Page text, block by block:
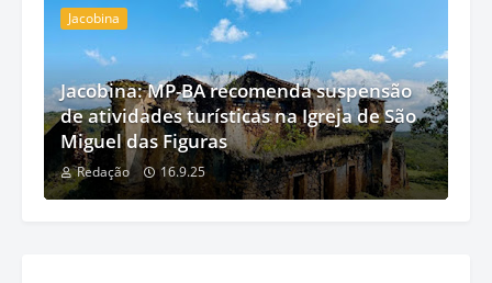
Jacobina
Jacobina: MP-BA recomenda suspensão
de atividades turísticas na Igreja de São
Miguel das Figuras
Redação 16.9.25